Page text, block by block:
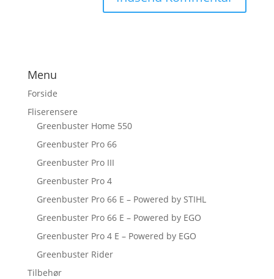
Menu
Forside
Fliserensere
Greenbuster Home 550
Greenbuster Pro 66
Greenbuster Pro III
Greenbuster Pro 4
Greenbuster Pro 66 E – Powered by STIHL
Greenbuster Pro 66 E – Powered by EGO
Greenbuster Pro 4 E – Powered by EGO
Greenbuster Rider
Tilbehør